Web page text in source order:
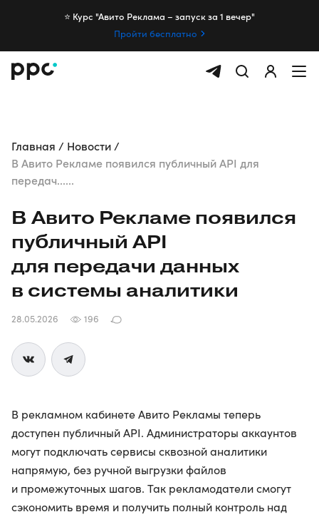
⭐️ Курс "Авито Реклама – запуск за 1 вечер"
Пройти бесплатно
Главная
Новости
В Авито Рекламе появился публичный API для
передач......
В Авито Рекламе появился
публичный API
для передачи данных
в системы аналитики
28.05.2026 196
В рекламном кабинете Авито Рекламы теперь
доступен публичный API. Администраторы аккаунтов
могут подключать сервисы сквозной аналитики
напрямую, без ручной выгрузки файлов
и промежуточных шагов. Так рекламодатели смогут
сэкономить время и получить полный контроль над